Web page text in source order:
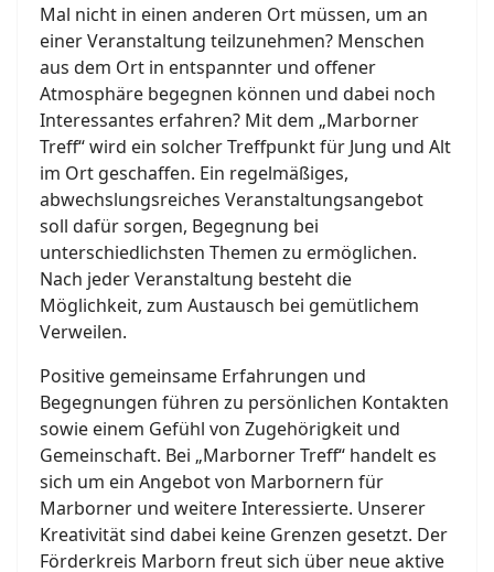
Mal nicht in einen anderen Ort müssen, um an
einer Veranstaltung teilzunehmen? Menschen
aus dem Ort in entspannter und offener
Atmosphäre begegnen können und dabei noch
Interessantes erfahren? Mit dem „Marborner
Treff“ wird ein solcher Treffpunkt für Jung und Alt
im Ort geschaffen. Ein regelmäßiges,
abwechslungsreiches Veranstaltungsangebot
soll dafür sorgen, Begegnung bei
unterschiedlichsten Themen zu ermöglichen.
Nach jeder Veranstaltung besteht die
Möglichkeit, zum Austausch bei gemütlichem
Verweilen.
Positive gemeinsame Erfahrungen und
Begegnungen führen zu persönlichen Kontakten
sowie einem Gefühl von Zugehörigkeit und
Gemeinschaft. Bei „Marborner Treff“ handelt es
sich um ein Angebot von Marbornern für
Marborner und weitere Interessierte. Unserer
Kreativität sind dabei keine Grenzen gesetzt. Der
Förderkreis Marborn freut sich über neue aktive